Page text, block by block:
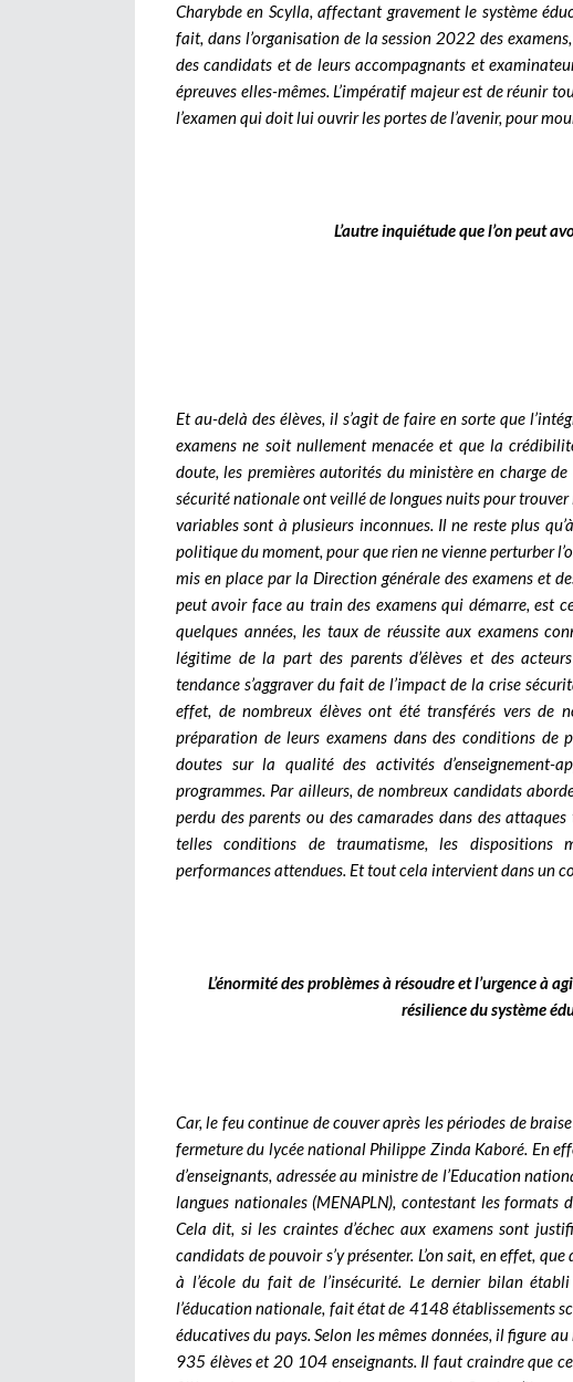
Charybde en Scylla, affectant gravement le système
fait, dans l’organisation de la session 2022 des
des candidats et de leurs accompagnants et
épreuves elles-mêmes. L’impératif majeur est de réunir
l’examen qui doit lui ouvrir les portes de l’avenir, pour
L’autre inquiétude que l’on peut
Et au-delà des élèves, il s’agit de faire en sorte que
examens ne soit nullement menacée et que la
doute, les premières autorités du ministère en charge
sécurité nationale ont veillé de longues nuits pour
variables sont à plusieurs inconnues. Il ne reste plus
politique du moment, pour que rien ne vienne perturber
mis en place par la Direction générale des examens et
peut avoir face au train des examens qui démarre, est
quelques années, les taux de réussite aux examens
légitime de la part des parents d’élèves et des
tendance s’aggraver du fait de l’impact de la crise
effet, de nombreux élèves ont été transférés vers de
préparation de leurs examens dans des conditions de
doutes sur la qualité des activités d’enseignement-
programmes. Par ailleurs, de nombreux candidats
perdu des parents ou des camarades dans des
telles conditions de traumatisme, les dispositions
performances attendues. Et tout cela intervient dans un
L’énormité des problèmes à résoudre et l’urgence à
résilience du système
Car, le feu continue de couver après les périodes de
fermeture du lycée national Philippe Zinda Kaboré. En
d’enseignants, adressée au ministre de l’Education
langues nationales (MENAPLN), contestant les formats
Cela dit, si les craintes d’échec aux examens sont
candidats de pouvoir s’y présenter. L’on sait, en effet,
à l’école du fait de l’insécurité. Le dernier bilan
l’éducation nationale, fait état de 4148 établissements
éducatives du pays. Selon les mêmes données, il figure
935 élèves et 20 104 enseignants. Il faut craindre que